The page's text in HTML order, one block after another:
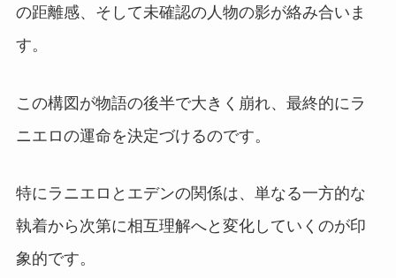
の距離感、そして未確認の人物の影が絡み合いま
す。
この構図が物語の後半で大きく崩れ、最終的にラ
ニエロの運命を決定づけるのです。
特にラニエロとエデンの関係は、単なる一方的な
執着から次第に相互理解へと変化していくのが印
象的です。